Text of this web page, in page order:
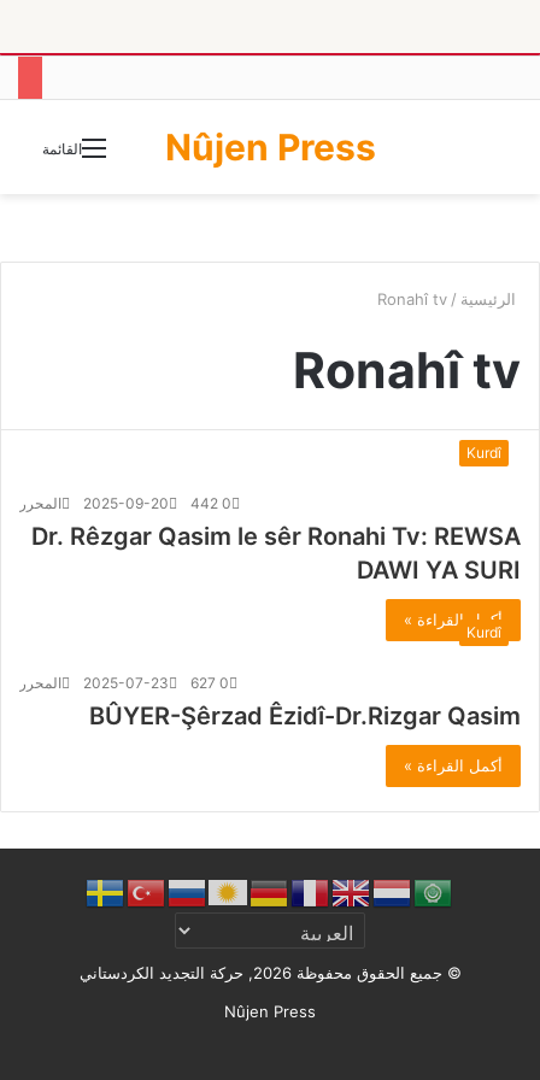
Nûjen Press القائمة
الرئيسية /
Ronahî tv
Ronahî tv
Kurdî
المحرر 2025-09-20 0
Dr. Rêzgar Qasim le sêr Ronahi Tv: REWSA
DAWI YA SURI
أكمل القراءة »
Kurdî
المحرر 2025-07-23 0
BÛYER-Şêrzad Êzidî-Dr.Rizgar Qasim
أكمل القراءة »
© جميع الحقوق محفوظة 2026, حركة التجديد الكردستاني
Nûjen Press